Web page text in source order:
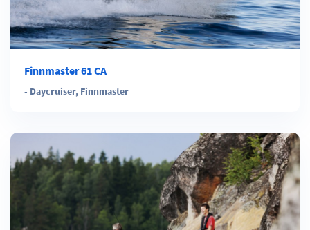
Finnmaster 61 CA
- Daycruiser, Finnmaster